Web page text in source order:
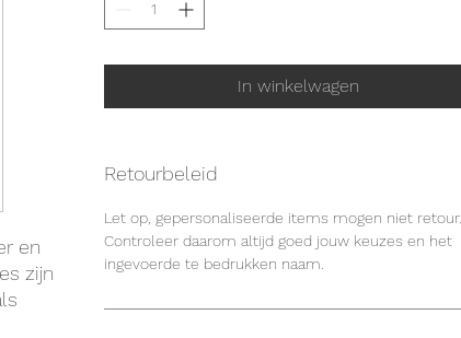
en
zijn
In winkelwagen
Retourbeleid
Let op, gepersonaliseerde items mogen niet retour.
Controleer daarom altijd goed jouw keuzes en het
ingevoerde te bedrukken naam.